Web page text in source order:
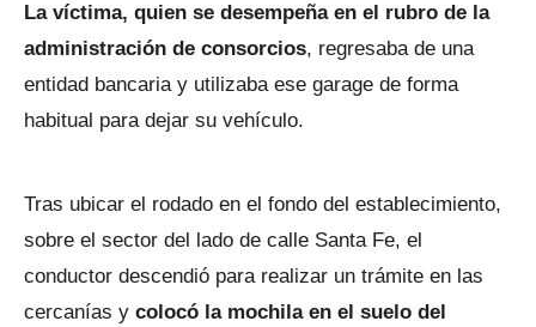
La víctima, quien se desempeña en el rubro de la
administración de consorcios, regresaba de una
entidad bancaria y utilizaba ese garage de forma
habitual para dejar su vehículo.
Tras ubicar el rodado en el fondo del establecimiento,
sobre el sector del lado de calle Santa Fe, el
conductor descendió para realizar un trámite en las
cercanías y colocó la mochila en el suelo del